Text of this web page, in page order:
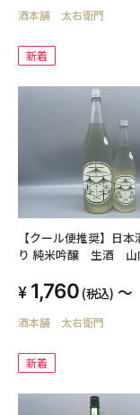
酒本舗 太右衛門
新着
【クール便推奨】日
り 純米吟醸 生酒
1,760 (税込) ～
酒本舗 太右衛門
新着